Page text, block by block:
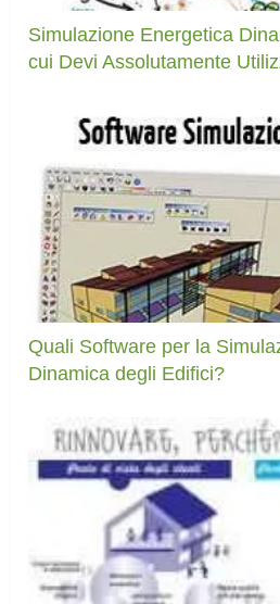
Simulazione Energetica
cui Devi Assolutamente
Quali Software per la
Dinamica degli Edifici?